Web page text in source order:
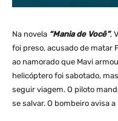
Na novela “Mania de Você”,
foi preso, acusado de matar
ao namorado que Mavi
helicóptero foi sabotado,
seguir viagem. O piloto
se salvar. O bombeiro avisa